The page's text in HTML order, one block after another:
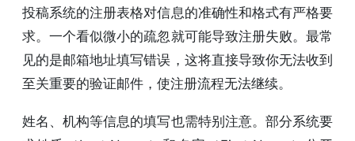
投稿系统的注册表格对信息的准确性和格式有严格要
求。一个看似微小的疏忽就可能导致注册失败。最常
见的是邮箱地址填写错误，这将直接导致你无法收到
至关重要的验证邮件，使注册流程无法继续。
姓名、机构等信息的填写也需特别注意。部分系统要